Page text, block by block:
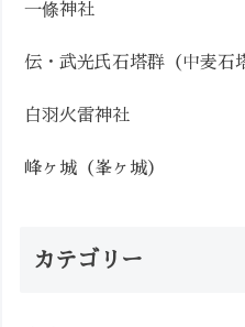
一條神社
伝・武光氏石塔群（中麦石
白羽火雷神社
峰ヶ城（峯ヶ城）
カテゴリー